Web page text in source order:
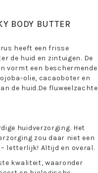
BODY BUTTER
heeft een frisse
de huid en zintuigen. De
vormt een beschermende
olie, cacaoboter en
de huid.De fluweelzachte
huidverzorging. Het
zou daar niet een
letterlijk! Altijd en overal.
kwaliteit, waaronder